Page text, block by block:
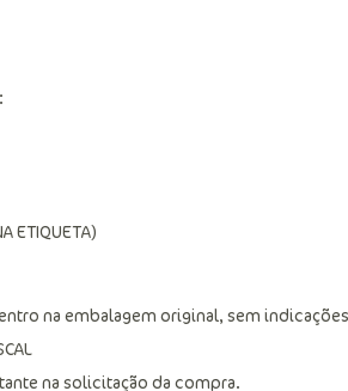
ETIQUETA)
na embalagem original, sem
na solicitação da compra.